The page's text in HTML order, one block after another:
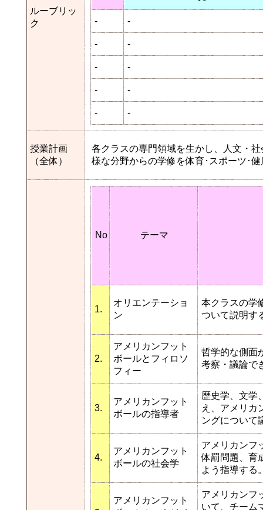
ルーブリッ
ク
- -
- -
- -
- -
- -
授業計画
（全体）
各クラスの専門領域を生かし、人文・
様な分野からの学修を体育･スポーツ･
No テーマ
1.
オリエンテーショ
ン
本クラスの学
ついて説明す
2.
アメリカンフット
ボールとフィロソ
フィー
哲学的な側面
考察・議論で
3.
アメリカンフット
ボールの指導者
歴史学、文学
え、アメリカ
ングについて
4.
アメリカンフット
ボールの社会学
アメリカンフ
体罰問題、育
よう指導する
アメリカンフット
アメリカンフ
いて、チーム